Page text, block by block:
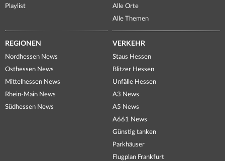
Playlist
Alle Orte
Alle Themen
REGIONEN
Nordhessen News
Osthessen News
Mittelhessen News
Rhein-Main News
Südhessen News
VERKEHR
Staus Hessen
Blitzer Hessen
Unfälle Hessen
A3 News
A5 News
A661 News
Günstig tanken
Parkhäuser
Flugplan Frankfurt